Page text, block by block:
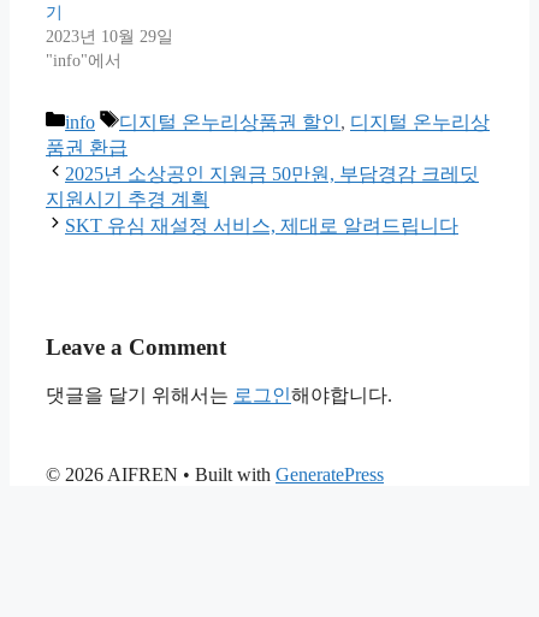
기
2023년 10월 29일
"info"에서
Categories
info Tags
디지털 온누리상품권 할인, 디지털 온누리상
품권 환급
2025년 소상공인 지원금 50만원, 부담경감 크레딧
지원시기 추경 계획
SKT 유심 재설정 서비스, 제대로 알려드립니다
Leave a Comment
댓글을 달기 위해서는 로그인해야합니다.
© 2026 AIFREN • Built with GeneratePress